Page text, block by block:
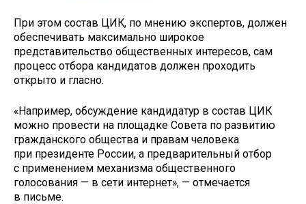
При этом состав ЦИК, по мнению экспертов, должен
обеспечивать максимально широкое
представительство общественных интересов, сам
процесс отбора кандидатов должен проходить
открыто и гласно.
«Например, обсуждение кандидатур в состав ЦИК
можно провести на площадке Совета по развитию
гражданского общества и правам человека
при президенте России, а предварительный отбор
с применением механизма общественного
голосования — в сети интернет», — отмечается
в письме.